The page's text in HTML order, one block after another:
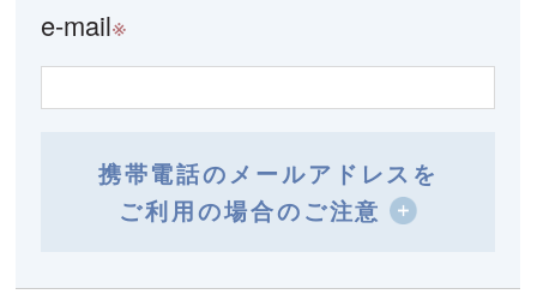
e-mail※
携帯電話のメールアドレスを
ご利用の場合のご注意